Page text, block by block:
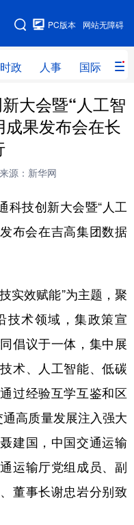
网站无障碍
PC版本
时政 人事 国际 财
时政 人事
网评 港澳
球连线
健康 军事
信息化 数字经济
能源 会展
时尚 悦读
亚太网 上市公司
大会暨“人工智
果发布会在长
来源：新华网
技创新大会暨“人工
布会在吉高集团数据
效赋能”为主题，聚
技术领域，集政策宣
倡议于一体，集中展
术、人工智能、低碳
过经验互学互鉴和区
高质量发展注入强大
建国，中国交通运输
运输厅党组成员、副
董事长谢忠岩分别致